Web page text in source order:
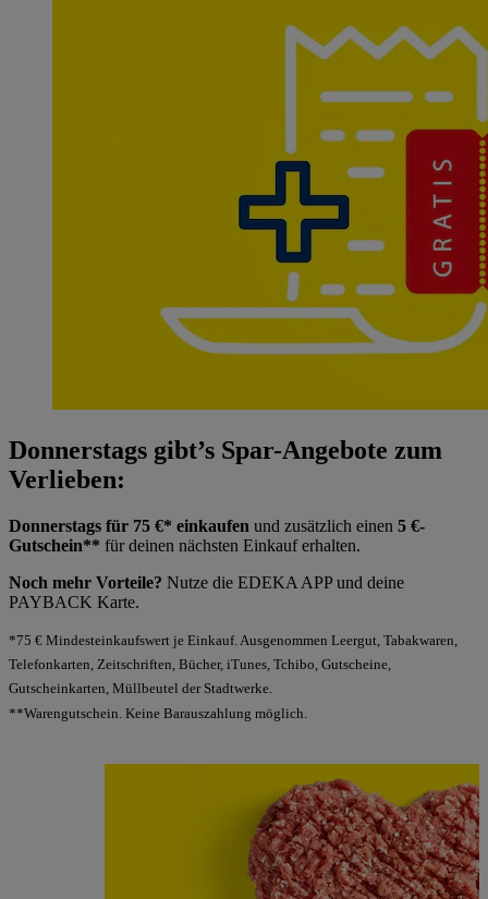
Donnerstags gibt’s Spar-Angebote zum
Verlieben:
Donnerstags für 75 €* einkaufen und zusätzlich einen 5 €-
Gutschein** für deinen nächsten Einkauf erhalten.
Noch mehr Vorteile? Nutze die EDEKA APP und deine
PAYBACK Karte.
*75 € Mindesteinkaufswert je Einkauf. Ausgenommen Leergut, Tabakwaren,
Telefonkarten, Zeitschriften, Bücher, iTunes, Tchibo, Gutscheine,
Gutscheinkarten, Müllbeutel der Stadtwerke.
**Warengutschein. Keine Barauszahlung möglich.